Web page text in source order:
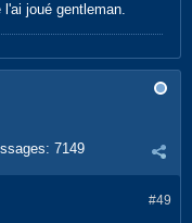
joué gentleman.
7149
#49